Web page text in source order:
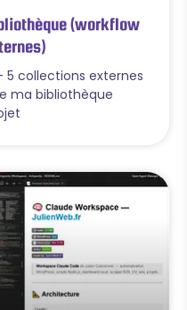
(workflow
5 collections externes
ma bibliothèque